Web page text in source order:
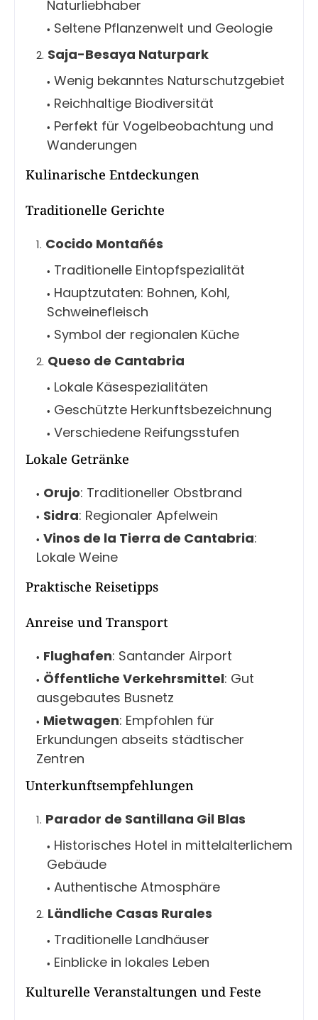
Naturliebhaber
Seltene Pflanzenwelt und Geologie
Saja-Besaya Naturpark
Wenig bekanntes Naturschutzgebiet
Reichhaltige Biodiversität
Perfekt für Vogelbeobachtung und
Wanderungen
Kulinarische Entdeckungen
Traditionelle Gerichte
Cocido Montañés
Traditionelle Eintopfspezialität
Hauptzutaten: Bohnen, Kohl,
Schweinefleisch
Symbol der regionalen Küche
Queso de Cantabria
Lokale Käsespezialitäten
Geschützte Herkunftsbezeichnung
Verschiedene Reifungsstufen
Lokale Getränke
Orujo: Traditioneller Obstbrand
Sidra: Regionaler Apfelwein
Vinos de la Tierra de Cantabria:
Lokale Weine
Praktische Reisetipps
Anreise und Transport
Flughafen: Santander Airport
Öffentliche Verkehrsmittel: Gut
ausgebautes Busnetz
Mietwagen: Empfohlen für
Erkundungen abseits städtischer
Zentren
Unterkunftsempfehlungen
Parador de Santillana Gil Blas
Historisches Hotel in mittelalterlichem
Gebäude
Authentische Atmosphäre
Ländliche Casas Rurales
Traditionelle Landhäuser
Einblicke in lokales Leben
Kulturelle Veranstaltungen und Feste